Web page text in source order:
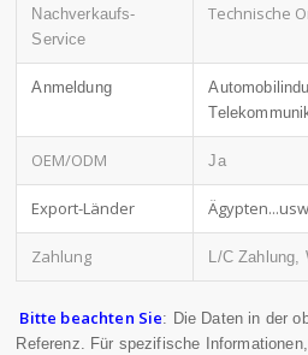
Nachverkaufs-
Service
Technische
Anmeldung
OEM/ODM Ja
Export-Länder
Zahlung L/C Zahlung,
Bitte beachten Sie: Die Daten in der
Referenz. Für spezifische